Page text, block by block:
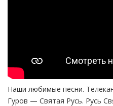
Наши любимые песни.
Гуров — Святая Русь. Русь